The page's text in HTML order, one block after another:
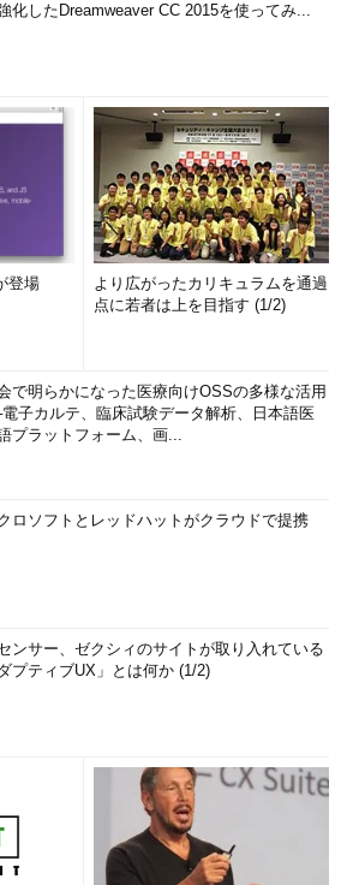
化したDreamweaver CC 2015を使ってみ...
登場
より広がったカリキュラムを通過
点に若者は上を目指す (1/2)
で明らかになった医療向けOSSの多様な活用
子カルテ、臨床試験データ解析、日本語医
プラットフォーム、画...
ロソフトとレッドハットがクラウドで提携
ンサー、ゼクシィのサイトが取り入れている
ダプティブUX」とは何か (1/2)